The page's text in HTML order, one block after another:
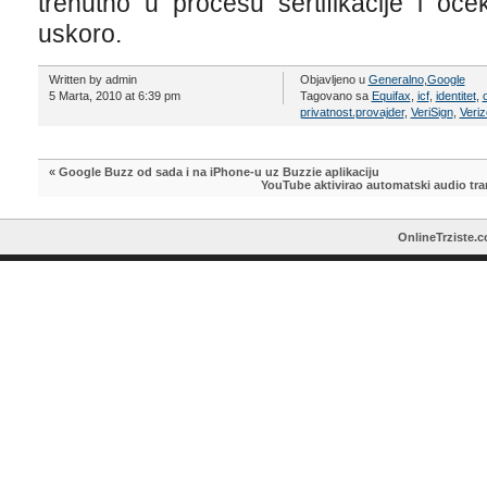
uskoro.
Written by admin
5 Marta, 2010 at 6:39 pm
Objavljeno u Generalno, Google
Tagovano sa Equifax icf, identitet,
privatnost.provajder, VeriSign,
« Google Buzz od sada i na iPhone-u uz Buzzie aplikaciju
YouTube aktivirao automatski audio